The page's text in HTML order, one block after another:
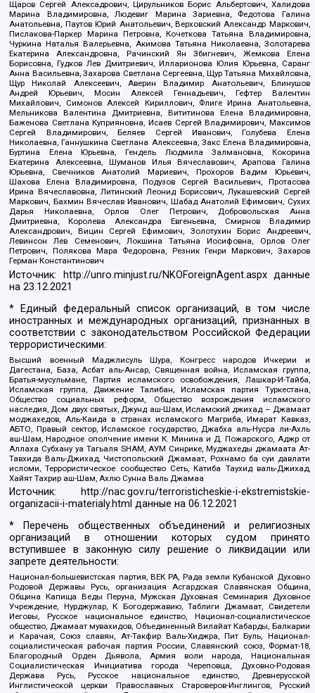
Щаров Сергей Алексадрович, Цирульников Борис Альбертович, Халидова
Марина Владимировна, Людевиг Марина Зариевна, Федотова Галина
Анатольевна, Паутов Юрий Анатольевич, Верховский Александр Маркович,
Пислакова-Паркер Марина Петровна, Кочеткова Татьяна Владимировна,
Чуркина Наталья Валерьевна, Акимова Татьяна Николаевна, Золотарева
Екатерина Александровна, Рачинский Ян Збигневич, Жемкова Елена
Борисовна, Гудков Лев Дмитриевич, Илларионова Юлия Юрьевна, Саранг
Анна Васильевна, Захарова Светлана Сергеевна, Щур Татьяна Михайловна,
Щур Николай Алексеевич, Аверин Владимир Анатольевич, Блинушов
Андрей Юрьевич, Мосин Алексей Геннадьевич, Гефтер Валентин
Михайлович, Симонов Алексей Кириллович, Флиге Ирина Анатольевна,
Мельникова Валентина Дмитриевна, Вититинова Елена Владимировна,
Баженова Светлана Куприяновна, Исаев Сергей Владимирович, Максимов
Сергей Владимирович, Беляев Сергей Иванович, Голубева Елена
Николаевна, Ганнушкина Светлана Алексеевна, Закс Елена Владимировна,
Буртина Елена Юрьевна, Гендель Людмила Залмановна, Кокорина
Екатерина Алексеевна, Шуманов Илья Вячеславович, Арапова Галина
Юрьевна, Свечников Анатолий Мариевич, Прохоров Вадим Юрьевич,
Шахова Елена Владимировна, Подузов Сергей Васильевич, Протасова
Ирина Вячеславовна, Литинский Леонид Борисович, Лукашевский Сергей
Маркович, Бахмин Вячеслав Иванович, Шабад Анатолий Ефимович, Сухих
Дарья Николаевна, Орлов Олег Петрович, Добровольская Анна
Дмитриевна, Королева Александра Евгеньевна, Смирнов Владимир
Александрович, Вицин Сергей Ефимович, Золотухин Борис Андреевич,
Левинсон Лев Семенович, Локшина Татьяна Иосифовна, Орлов Олег
Петрович, Полякова Мара Федоровна, Резник Генри Маркович, Захаров
Герман Константинович
Источник: http://unro.minjust.ru/NKOForeignAgent.aspxданные
на23.12.2021
* Единый федеральный список организаций, в том числе
иностранных и международных организаций, признанных в
соответствии с законодательством Российской Федерации
террористическими:
Высший военный Маджлисуль Шура, Конгресс народов Ичкерии и
Дагестана, База, Асбат аль-Ансар, Священная война, Исламская группа,
Братья-мусульмане, Партия исламского освобождения, Лашкар-И-Тайба,
Исламская группа, Движение Талибан, Исламская партия Туркестана,
Общество социальных реформ, Общество возрождения исламского
наследия, Дом двух святых, Джунд аш-Шам, Исламский джихад – Джамаат
моджахедов, Аль-Каида в странах исламского Магриба, Имарат Кавказ,
АБТО, Правый сектор, Исламское государство, Джабха аль-Нусра ли-Ахль
аш-Шам, Народное ополчение имени К. Минина и Д. Пожарского, Аджр от
Аллаха Субхану уа Тагьаля SHAM, АУМ Синрике, Муджахеды джамаата Ат-
Тавхида Валь-Джихад, Чистопольский Джамаат, Рохнамо ба суи давлати
исломи, Террористическое сообщество Сеть, Катиба Таухид валь-Джихад,
Хайят Тахрир аш-Шам, Ахлю Сунна Валь Джамаа
Источник:
http://nac.gov.ru/terroristicheskie-i-ekstremistskie-
organizacii-i-materialy.html данные на06.12.2021
* Перечень общественных объединений и религиозных
организаций в отношении которых судом принято
вступившее в законную силу решение о ликвидации или
запрете деятельности:
Национал-большевистская партия, ВЕК РА, Рада земли Кубанской Духовно
Родовой Державы Русь, организация Асгардская Славянская Община,
Община Капища Веды Перуна, Мужская Духовная Семинария Духовное
Учреждение, Нурджулар, К Богодержавию, Таблиги Джамаат, Свидетели
Иеговы, Русское национальное единство, Национал-социалистическое
общество, Джамаат мувахидов, Объединенный Вилайат Кабарды, Балкарии
и Карачая, Союз славян, Ат-Такфир Валь-Хиджра, Пит Буль, Национал-
социалистическая рабочая партия России, Славянский союз, Формат-18,
Благородный Орден Дьявола, Армия воли народа, Национальная
Социалистическая Инициатива города Череповца, Духовно-Родовая
Держава Русь, Русское национальное единство, Древнерусской
Инглистической церкви Православных Староверов-Инглингов, Русский